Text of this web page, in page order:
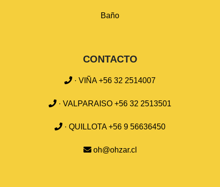
Baño
CONTACTO
· VIÑA +56 32 2514007
· VALPARAISO +56 32 2513501
· QUILLOTA +56 9 56636450
oh@ohzar.cl